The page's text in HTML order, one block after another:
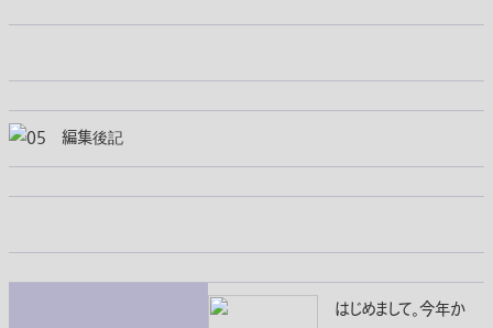
はじめまして。今年か